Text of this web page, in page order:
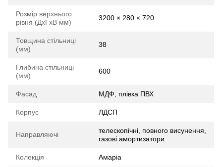
Розмір верхнього
рівня (ДхГхВ мм)
3200 × 280 × 720
Товщина стільниці
(мм)
38
Глибина стільниці
(мм)
600
Фасад МДФ, плівка ПВХ
Корпус ЛДСП
Направляючі
телескопічні, повного висунення,
газові амортизатори
Колекція Амаріа